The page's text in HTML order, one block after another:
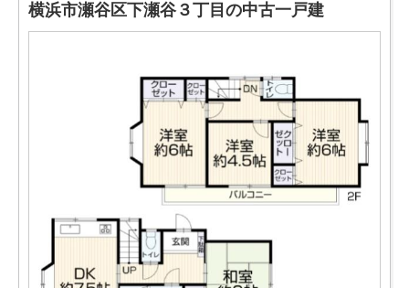
横浜市瀬谷区下瀬谷３丁目の中古一戸建